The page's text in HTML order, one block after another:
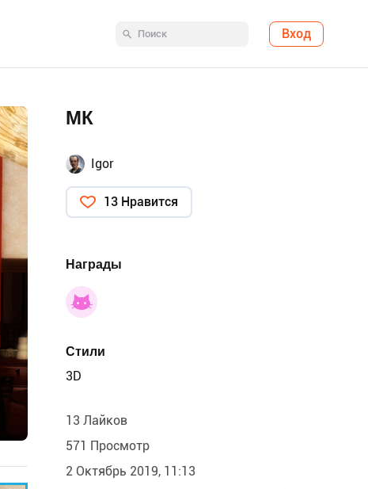
Вход
МК
Igor
13 Нравится
Награды
Стили
3D
13 Лайков
571 Просмотр
2 Октябрь 2019, 11:13